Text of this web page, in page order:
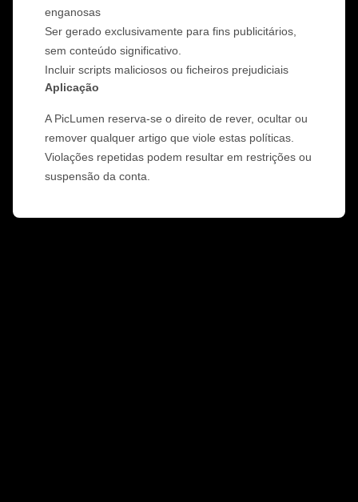
enganosas
Ser gerado exclusivamente para fins publicitários,
sem conteúdo significativo.
Incluir scripts maliciosos ou ficheiros prejudiciais
Aplicação
A PicLumen reserva-se o direito de rever, ocultar ou
remover qualquer artigo que viole estas políticas.
Violações repetidas podem resultar em restrições ou
suspensão da conta.